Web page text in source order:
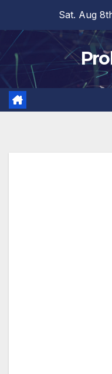
content
Sat. Aug